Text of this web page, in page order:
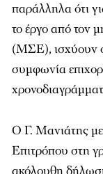
παράλληλα ότι
το έργο από τον
(ΜΣΕ), ισχύουν
συμφωνία
Ο Γ. Μανιάτης
Επιτρόπου στη